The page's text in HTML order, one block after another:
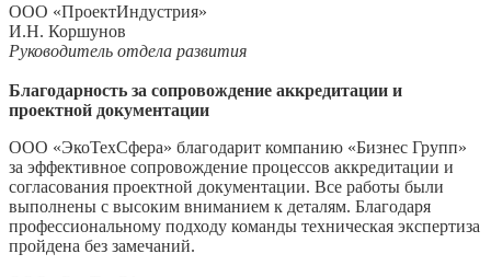
ООО «ПроектИндустрия»
И.Н. Коршунов
Руководитель отдела развития
Благодарность за сопровождение аккредитации и
проектной документации
ООО «ЭкоТехСфера» благодарит компанию «Бизнес Групп»
за эффективное сопровождение процессов аккредитации и
согласования проектной документации. Все работы были
выполнены с высоким вниманием к деталям. Благодаря
профессиональному подходу команды техническая экспертиза
пройдена без замечаний.